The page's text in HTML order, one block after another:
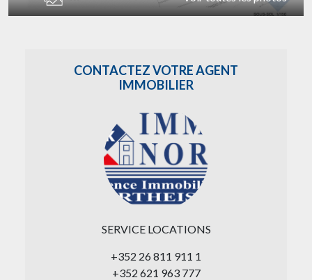
CONTACTEZ VOTRE AGENT
IMMOBILIER
SERVICE LOCATIONS
+352 26 811 911 1
+352 621 963 777